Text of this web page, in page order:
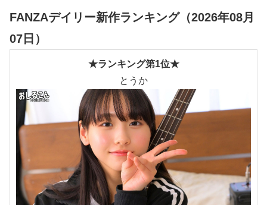
FANZAデイリー新作ランキング（2026年08月
07日）
★ランキング第1位★
とうか